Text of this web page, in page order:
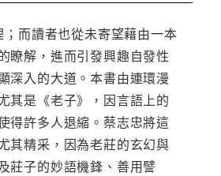
而讀者也從未寄望藉由一本
瞭解，進而引發興趣自發性
深入的大道。本書由連環漫
其是《老子》，因言語上的
得許多人退縮。蔡志忠將這
其精采，因為老莊的玄幻與
莊子的妙語機鋒、善用譬